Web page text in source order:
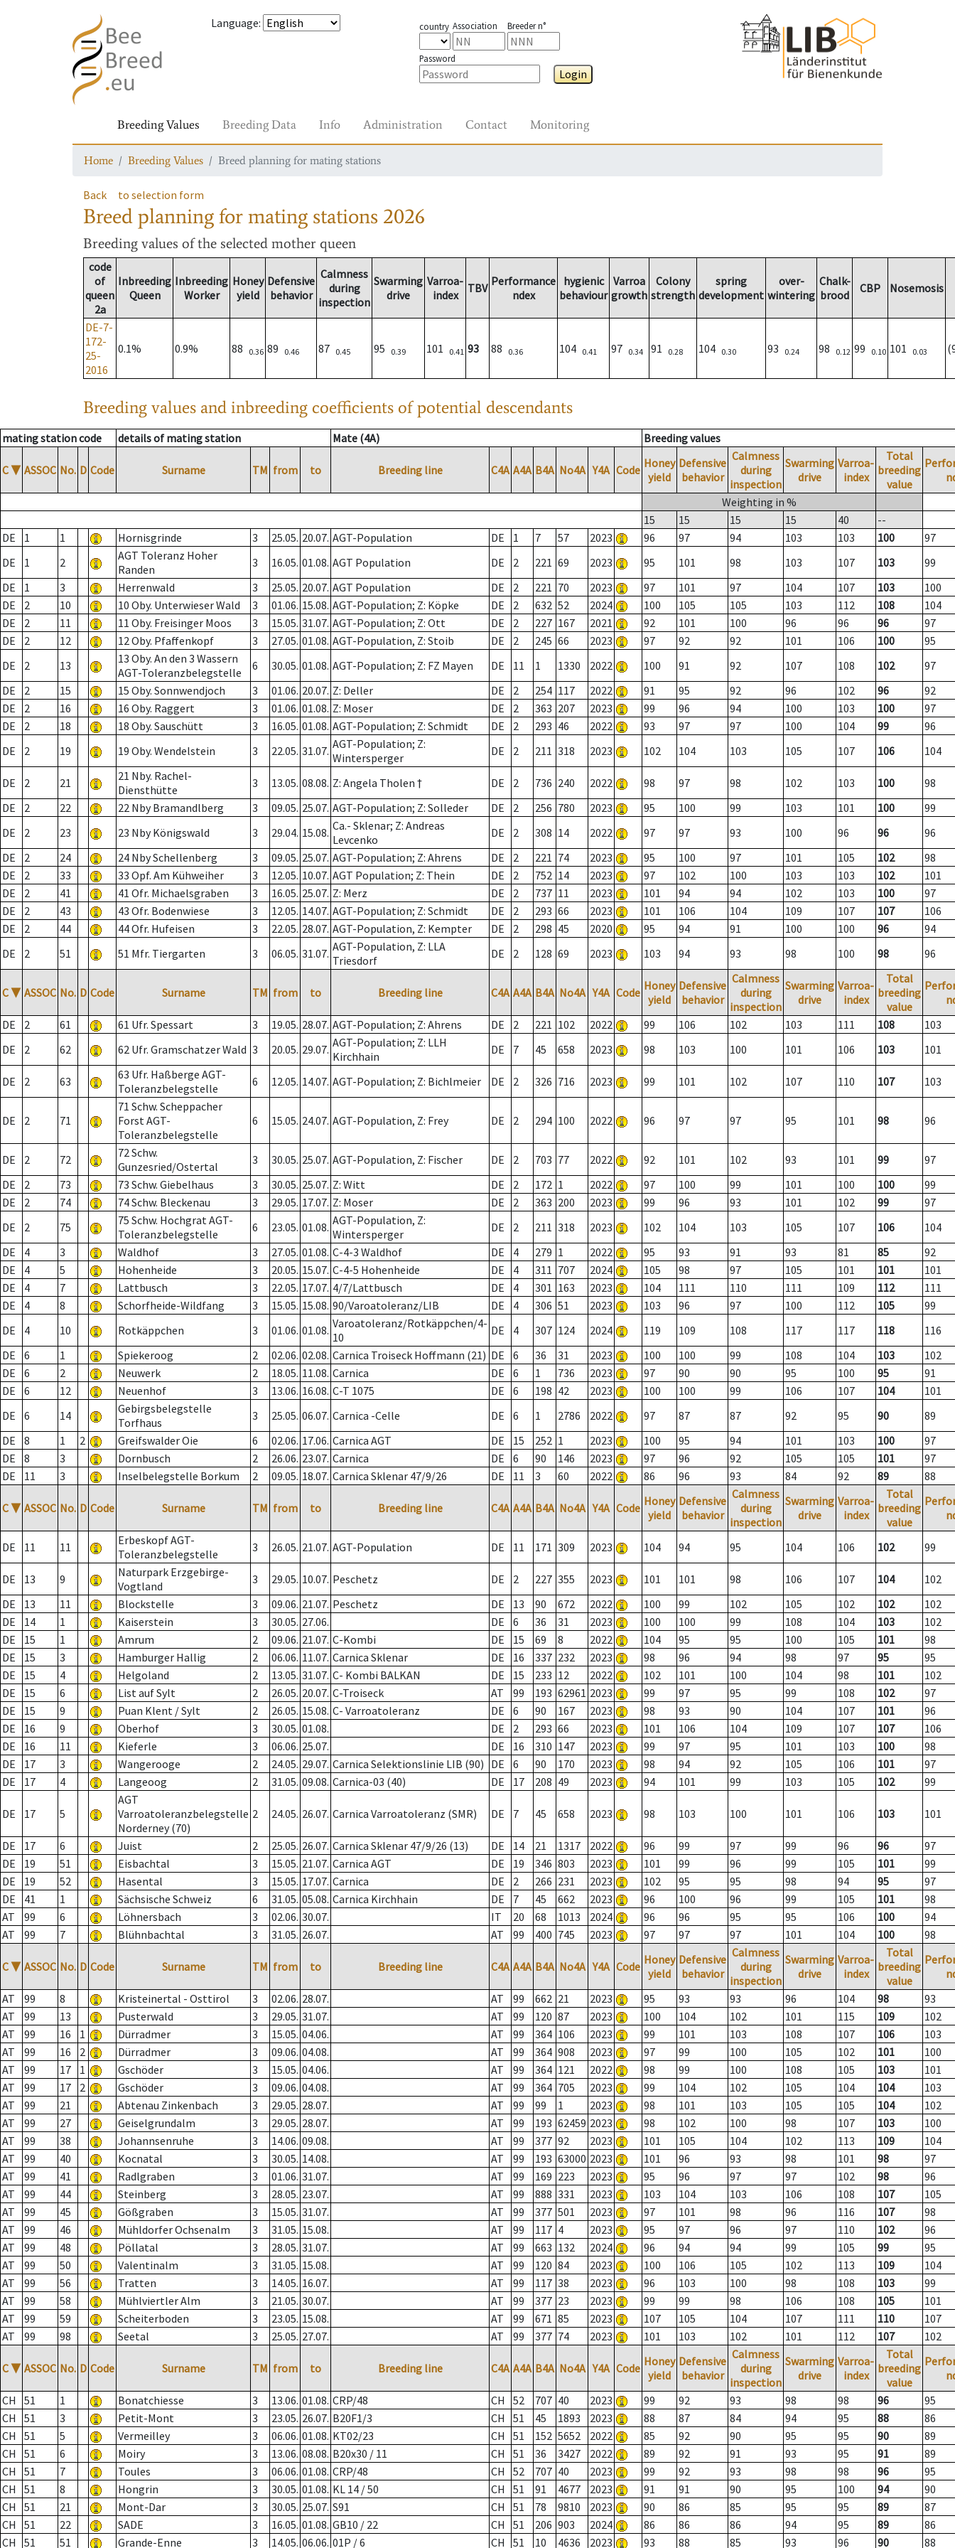
Language: country Association Breeder n°
Password
Login
Breeding Values Breeding Data Info Administration Contact Monitoring
Home Breeding Values Breed planning for mating stations
Back to selection form
Breed planning for mating stations 2026
Breeding values of the selected mother queen
code
of
queen
2a
Inbreeding
Queen
Inbreeding
Worker
Honey
yield
Defensive
behavior
Calmness
during
inspection
Swarming
drive
Varroa-
index
TBV Performance
ndex
hygienic
behaviour
Varroa
growth
Colony
strength
spring
development
over-
wintering
Chalk-
brood
CBP Nosemosis
DE-7-
172-
25-
2016
0.1% 0.9% 88 0.36 89 0.46 87 0.45 95 0.39 101 0.41 93 88 0.36 104 0.41 97 0.34 91 0.28 104 0.30 93 0.24 98 0.12 99 0.10 101 0.03
Breeding values and inbreeding coefficients of potential descendants
mating station code details of mating station Mate (4A) Breeding values
C ▼ ASSOC No. D Code Surname TM from to Breeding line C4A A4A B4A No4A Y4A Code Honey
yield
Defensive
behavior
Calmness
during
inspection
Swarming
drive
Varroa-
index
Total
breeding
value
Weighting in %
15
15 15 15 40
--
DE
1 1 Hornisgrinde 3 25.05. 20.07. AGT-Population DE 1 7 57 2023 96 97 94 103 103 100
97
DE
1 2
AGT Toleranz Hoher
Randen
3 16.05. 01.08. AGT Population DE 2 221 69 2023 95 101 98 103 107 103
99
DE
1 3 Herrenwald 3 25.05. 20.07. AGT Population DE 2 221 70 2023 97 101 97 104 107 103
100
DE
2 10 10 Oby. Unterwieser Wald 3 01.06. 15.08. AGT-Population; Z: Köpke DE 2 632 52 2024 100 105 105 103 112 108
104
DE
2 11 11 Oby. Freisinger Moos 3 15.05. 31.07. AGT-Population; Z: Ott DE 2 227 167 2021 92 101 100 96 96 96
97
DE
2 12 12 Oby. Pfaffenkopf 3 27.05. 01.08. AGT-Population, Z: Stoib DE 2 245 66 2023 97 92 92 101 106 100
95
DE
2 13
13 Oby. An den 3 Wassern
AGT-Toleranzbelegstelle
6 30.05. 01.08. AGT-Population; Z: FZ Mayen DE 11 1 1330 2022 100 91 92 107 108 102
97
DE
2 15 15 Oby. Sonnwendjoch 3 01.06. 20.07. Z: Deller DE 2 254 117 2022 91 95 92 96 102 96
92
DE
2 16 16 Oby. Raggert 3 01.06. 01.08. Z: Moser DE 2 363 207 2023 99 96 94 100 103 100
97
DE
2 18 18 Oby. Sauschütt 3 16.05. 01.08. AGT-Population; Z: Schmidt DE 2 293 46 2022 93 97 97 100 104 99
96
DE
2 19 19 Oby. Wendelstein 3 22.05. 31.07. AGT-Population; Z:
Wintersperger
DE 2 211 318 2023 102 104 103 105 107 106 104
DE 2 21
21 Nby. Rachel-
Diensthütte
3 13.05. 08.08. Z: Angela Tholen † DE 2 736 240 2022 98 97 98 102 103 100
98
DE
2 22 22 Nby Bramandlberg 3 09.05. 25.07. AGT-Population; Z: Solleder DE 2 256 780 2023 95 100 99 103 101 100
99
DE
2 23 23 Nby Königswald 3 29.04. 15.08. Ca.- Sklenar; Z: Andreas
Levcenko
DE 2 308 14 2022 97 97 93 100 96 96
96
DE
2 24 24 Nby Schellenberg 3 09.05. 25.07. AGT-Population; Z: Ahrens DE 2 221 74 2023 95 100 97 101 105 102
98
DE
2 33 33 Opf. Am Kühweiher 3 12.05. 10.07. AGT Population; Z: Thein DE 2 752 14 2023 97 102 100 103 103 102
101
DE
2 41 41 Ofr. Michaelsgraben 3 16.05. 25.07. Z: Merz DE 2 737 11 2023 101 94 94 102 103 100
97
DE
2 43 43 Ofr. Bodenwiese 3 12.05. 14.07. AGT-Population; Z: Schmidt DE 2 293 66 2023 101 106 104 109 107 107
106
DE
2 44 44 Ofr. Hufeisen 3 22.05. 28.07. AGT-Population, Z: Kempter DE 2 298 45 2020 95 94 91 100 100 96
94
DE
2 51 51 Mfr. Tiergarten 3 06.05. 31.07. AGT-Population, Z: LLA
Triesdorf
DE 2 128 69 2023 103 94 93 98 100 98 96
C ▼ ASSOC No. D Code Surname TM from to Breeding line C4A A4A B4A No4A Y4A Code Honey
yield
Defensive
behavior
Calmness
during
inspection
Swarming
drive
Varroa-
index
Total
breeding
value
DE
2 61 61 Ufr. Spessart 3 19.05. 28.07. AGT-Population; Z: Ahrens DE 2 221 102 2022 99 106 102 103 111 108
103
DE
2 62 62 Ufr. Gramschatzer Wald 3 20.05. 29.07. AGT-Population; Z: LLH
Kirchhain
DE 7 45 658 2023 98 103 100 101 106 103 101
DE 2 63
63 Ufr. Haßberge AGT-
Toleranzbelegstelle
6 12.05. 14.07. AGT-Population; Z: Bichlmeier DE 2 326 716 2023 99 101 102 107 110 107 103
DE 2 71
71 Schw. Scheppacher
Forst AGT-
Toleranzbelegstelle
6 15.05. 24.07. AGT-Population, Z: Frey DE 2 294 100 2022 96 97 97 95 101 98 96
DE 2 72
72 Schw.
Gunzesried/Ostertal
3 30.05. 25.07. AGT-Population, Z: Fischer DE 2 703 77 2022 92 101 102 93 101 99
97
DE
2 73 73 Schw. Giebelhaus 3 30.05. 25.07. Z: Witt DE 2 172 1 2022 97 100 99 101 100 100
99
DE
2 74 74 Schw. Bleckenau 3 29.05. 17.07. Z: Moser DE 2 363 200 2023 99 96 93 101 102 99
97
DE
2 75
75 Schw. Hochgrat AGT-
Toleranzbelegstelle
6 23.05. 01.08. AGT-Population, Z:
Wintersperger
DE 2 211 318 2023 102 104 103 105 107 106
104
DE
4 3 Waldhof 3 27.05. 01.08. C-4-3 Waldhof DE 4 279 1 2022 95 93 91 93 81 85
92
DE
4 5 Hohenheide 3 20.05. 15.07. C-4-5 Hohenheide DE 4 311 707 2024 105 98 97 105 101 101
101
DE
4 7 Lattbusch 3 22.05. 17.07. 4/7/Lattbusch DE 4 301 163 2023 104 111 110 111 109 112
111
DE
4 8 Schorfheide-Wildfang 3 15.05. 15.08. 90/Varoatoleranz/LIB DE 4 306 51 2023 103 96 97 100 112 105
99
DE
4 10 Rotkäppchen 3 01.06. 01.08. Varoatoleranz/Rotkäppchen/4-
10
DE 4 307 124 2024 119 109 108 117 117 118
116
DE
6 1 Spiekeroog 2 02.06. 02.08. Carnica Troiseck Hoffmann (21) DE 6 36 31 2023 100 100 99 108 104 103
102
DE
6 2 Neuwerk 2 18.05. 11.08. Carnica DE 6 1 736 2023 97 90 90 95 100 95
91
DE
6 12 Neuenhof 3 13.06. 16.08. C-T 1075 DE 6 198 42 2023 100 100 99 106 107 104
101
DE
6 14
Gebirgsbelegstelle
Torfhaus
3 25.05. 06.07. Carnica -Celle DE 6 1 2786 2022 97 87 87 92 95 90
89
DE
8 1 2 Greifswalder Oie 6 02.06. 17.06. Carnica AGT DE 15 252 1 2023 100 95 94 101 103 100
97
DE
8 3 Dornbusch 2 26.06. 23.07. Carnica DE 6 90 146 2023 97 96 92 105 105 101
97
DE
11 3 Inselbelegstelle Borkum 2 09.05. 18.07. Carnica Sklenar 47/9/26 DE 11 3 60 2022 86 96 93 84 92 89 88
C ▼ ASSOC No. D Code Surname TM from to Breeding line C4A A4A B4A No4A Y4A Code Honey
yield
Defensive
behavior
Calmness
during
inspection
Swarming
drive
Varroa-
index
Total
breeding
value
DE 11 11
Erbeskopf AGT-
Toleranzbelegstelle
3 26.05. 21.07. AGT-Population DE 11 171 309 2023 104 94 95 104 106 102 99
DE 13 9
Naturpark Erzgebirge-
Vogtland
3 29.05. 10.07. Peschetz DE 2 227 355 2023 101 101 98 106 107 104
102
DE
13 11 Blockstelle 3 09.06. 21.07. Peschetz DE 13 90 672 2022 100 99 102 105 102 102
102
DE
14 1 Kaiserstein 3 30.05. 27.06. DE 6 36 31 2023 100 100 99 108 104 103
102
DE
15 1 Amrum 2 09.06. 21.07. C-Kombi DE 15 69 8 2022 104 95 95 100 105 101
98
DE
15 3 Hamburger Hallig 2 06.06. 11.07. Carnica Sklenar DE 16 337 232 2023 98 96 94 98 97 95
95
DE
15 4 Helgoland 2 13.05. 31.07. C- Kombi BALKAN DE 15 233 12 2022 102 101 100 104 98 101
102
DE
15 6 List auf Sylt 2 26.05. 20.07. C-Troiseck AT 99 193 62961 2023 99 97 95 99 108 102
97
DE
15 9 Puan Klent / Sylt 2 26.05. 15.08. C- Varroatoleranz DE 6 90 167 2023 98 93 90 104 107 101
96
DE
16 9 Oberhof 3 30.05. 01.08. DE 2 293 66 2023 101 106 104 109 107 107
106
DE
16 11 Kieferle 3 06.06. 25.07. DE 16 310 147 2023 99 97 95 101 103 100
98
DE
17 3 Wangerooge 2 24.05. 29.07. Carnica Selektionslinie LIB (90) DE 6 90 170 2023 98 94 92 105 106 101
97
DE
17 4 Langeoog 2 31.05. 09.08. Carnica-03 (40) DE 17 208 49 2023 94 101 99 103 105 102 99
DE 17 5
AGT
Varroatoleranzbelegstelle
Norderney (70)
2 24.05. 26.07. Carnica Varroatoleranz (SMR) DE 7 45 658 2023 98 103 100 101 106 103 101
DE 17 6 Juist 2 25.05. 26.07. Carnica Sklenar 47/9/26 (13) DE 14 21 1317 2022 96 99 97 99 96 96
97
DE
19 51 Eisbachtal 3 15.05. 21.07. Carnica AGT DE 19 346 803 2023 101 99 96 99 105 101
99
DE
19 52 Hasental 3 15.05. 17.07. Carnica DE 2 266 231 2023 102 95 95 98 94 95
97
DE
41 1 Sächsische Schweiz 6 31.05. 05.08. Carnica Kirchhain DE 7 45 662 2023 96 100 96 99 105 101
98
AT
99 6 Löhnersbach 3 02.06. 30.07. IT 20 68 1013 2024 96 96 95 95 106 100
94
AT
99 7 Blühnbachtal 3 31.05. 26.07. AT 99 400 745 2023 97 97 97 101 104 100 98
C ▼ ASSOC No. D Code Surname TM from to Breeding line C4A A4A B4A No4A Y4A Code Honey
yield
Defensive
behavior
Calmness
during
inspection
Swarming
drive
Varroa-
index
Total
breeding
value
AT
99 8 Kristeinertal - Osttirol 3 02.06. 28.07. AT 99 662 21 2023 95 93 93 96 104 98
93
AT
99 13 Pusterwald 3 29.05. 31.07. AT 99 120 87 2023 100 104 102 101 115 109
102
AT
99 16 1 Dürradmer 3 15.05. 04.06. AT 99 364 106 2023 99 101 103 108 107 106
103
AT
99 16 2 Dürradmer 3 09.06. 04.08. AT 99 364 908 2023 97 99 100 105 102 101
100
AT
99 17 1 Gschöder 3 15.05. 04.06. AT 99 364 121 2022 98 99 100 108 105 103
101
AT
99 17 2 Gschöder 3 09.06. 04.08. AT 99 364 705 2023 99 104 102 105 104 104
103
AT
99 21 Abtenau Zinkenbach 3 29.05. 28.07. AT 99 99 1 2023 98 101 103 105 105 104
102
AT
99 27 Geiselgrundalm 3 29.05. 28.07. AT 99 193 62459 2023 98 102 100 98 107 103
100
AT
99 38 Johannsenruhe 3 14.06. 09.08. AT 99 377 92 2023 101 105 104 102 113 109
104
AT
99 40 Kocnatal 3 30.05. 14.08. AT 99 193 63000 2023 101 96 93 98 101 98
97
AT
99 41 Radlgraben 3 01.06. 31.07. AT 99 169 223 2023 95 96 97 97 102 98
96
AT
99 44 Steinberg 3 28.05. 23.07. AT 99 888 331 2023 103 104 103 106 108 107
105
AT
99 45 Gößgraben 3 15.05. 31.07. AT 99 377 501 2023 97 101 98 96 116 107
98
AT
99 46 Mühldorfer Ochsenalm 3 31.05. 15.08. AT 99 117 4 2023 95 97 96 97 110 102
96
AT
99 48 Pöllatal 3 28.05. 31.07. AT 99 663 132 2024 96 94 94 99 105 99
95
AT
99 50 Valentinalm 3 31.05. 15.08. AT 99 120 84 2023 100 106 105 102 113 109
104
AT
99 56 Tratten 3 14.05. 16.07. AT 99 117 38 2023 96 103 100 98 108 103
99
AT
99 58 Mühlviertler Alm 3 21.05. 30.07. AT 99 377 23 2023 99 99 98 106 108 105
101
AT
99 59 Scheiterboden 3 23.05. 15.08. AT 99 671 85 2023 107 105 104 107 111 110
107
AT
99 98 Seetal 3 25.05. 27.07. AT 99 377 74 2023 101 103 102 101 112 107 102
C ▼ ASSOC No. D Code Surname TM from to Breeding line C4A A4A B4A No4A Y4A Code Honey
yield
Defensive
behavior
Calmness
during
inspection
Swarming
drive
Varroa-
index
Total
breeding
value
CH
51 1 Bonatchiesse 3 13.06. 01.08. CRP/48 CH 52 707 40 2023 99 92 93 98 98 96
95
CH
51 3 Petit-Mont 3 23.05. 26.07. B20F1/3 CH 51 45 1893 2023 88 87 84 94 95 88
86
CH
51 5 Vermeilley 3 06.06. 01.08. KT02/23 CH 51 152 5652 2022 85 92 90 95 95 90
89
CH
51 6 Moiry 3 13.06. 08.08. B20x30 / 11 CH 51 36 3427 2022 89 92 91 93 95 91
89
CH
51 7 Toules 3 06.06. 01.08. CRP/48 CH 52 707 40 2023 99 92 93 98 98 96
95
CH
51 8 Hongrin 3 30.05. 01.08. KL 14 / 50 CH 51 91 4677 2023 91 91 90 95 100 94
90
CH
51 21 Mont-Dar 3 30.05. 25.07. S91 CH 51 78 9810 2023 90 86 85 95 95 89
87
CH
51 22 SADE 3 16.05. 01.08. GB10 / 22 CH 51 206 903 2024 86 86 86 94 95 89
86
CH
51 51 Grande-Enne 3 14.05. 06.06. 01P / 6 CH 51 10 4636 2023 93 88 85 93 96 90 88